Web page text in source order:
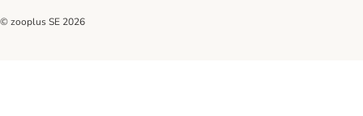
© zooplus SE 2026